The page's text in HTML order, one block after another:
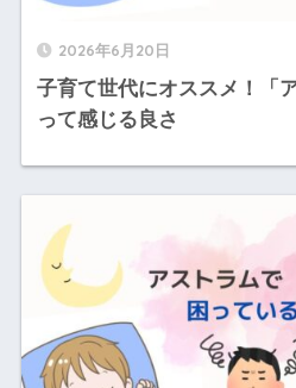
2026年6月20日
子育て世代にオススメ！「
って感じる良さ